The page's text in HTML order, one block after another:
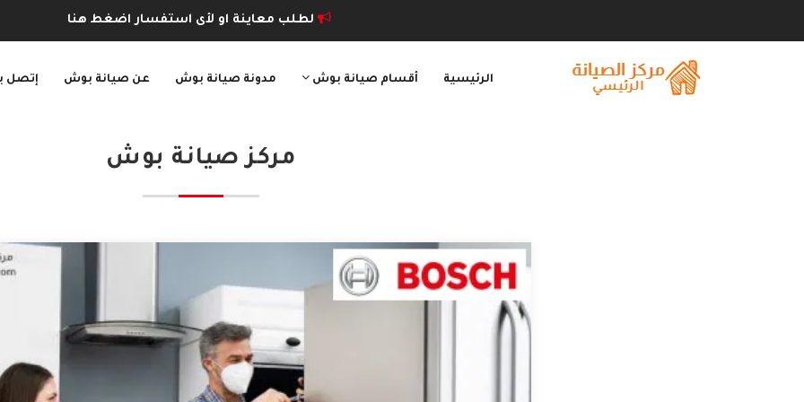
لطلب معاينة او لأى استفسار اضغط هنا
الرئيسية أقسام صيانة بوش مدونة صيانة بوش عن صيانة بوش إتصل
مركز صيانة بوش